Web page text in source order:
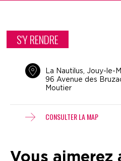
S'Y RENDRE
La Nautilus, Jouy-le-
96 Avenue des
Moutier
CONSULTER LA MAP
Vous aimerez